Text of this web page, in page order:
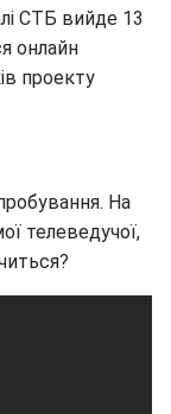
СТБ вийде 13
онлайн
проекту
На
телеведучої,